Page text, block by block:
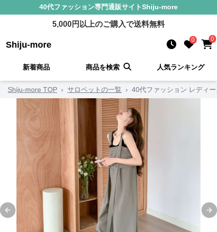
40代ファッション専門通販サイトShiju-more
5,000円以上のご購入で送料無料
Shiju-more 0 0
新着商品 商品を検索 人気ランキング
Shiju-more TOP › サロペットの一覧 › 40代ファッション レディ
Previous slide